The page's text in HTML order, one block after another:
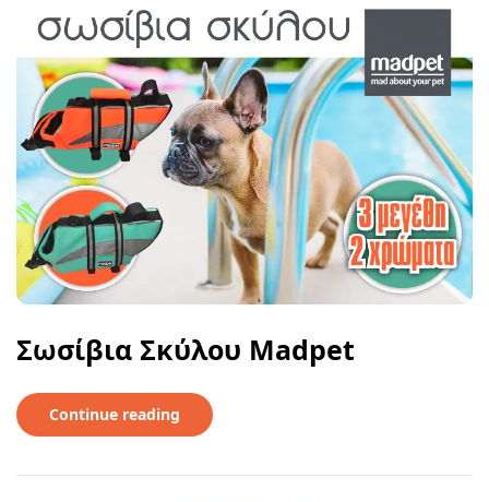
Σωσίβια Σκύλου Madpet
Continue reading